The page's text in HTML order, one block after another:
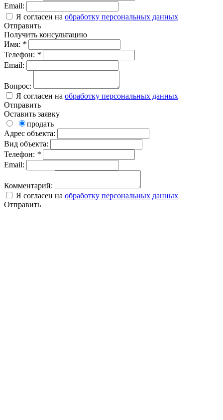
Email:
Я согласен на обработку персональных данных
Отправить
Получить консультацию
Имя: *
Телефон: *
Email:
Вопрос:
Я согласен на обработку персональных данных
Отправить
Оставить заявку
продать
Адрес объекта:
Вид объекта:
Телефон: *
Email:
Комментарий:
Я согласен на обработку персональных данных
Отправить